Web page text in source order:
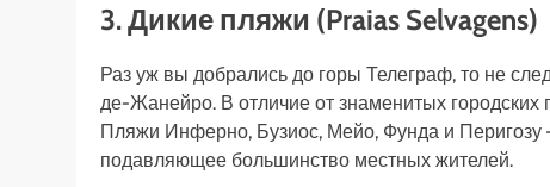
3. Дикие пляжи (Praias Selvagens)
Раз уж вы добрались до горы Телеграф, то не
де-Жанейро. В отличие от знаменитых
Пляжи Инферно, Бузиос, Мейо, Фунда и Перигозу
подавляющее большинство местных жителей.